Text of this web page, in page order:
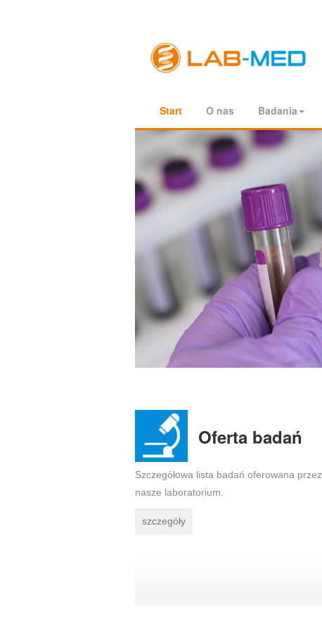
Start O nas Badania
Oferta badań
Szczegółowa lista badań oferowana przez
nasze laboratorium.
szczegóły